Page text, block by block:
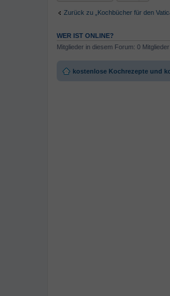
Zurück zu „Kochbücher für den
WER IST ONLINE?
Mitglieder in diesem Forum: 0
kostenlose Kochrezepte und